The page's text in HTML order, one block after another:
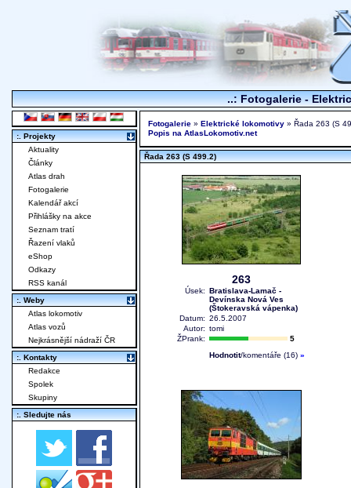
..: Fotogalerie -
Fotogalerie » Elektrické lokomotivy » Řada 263 (S
Popis na AtlasLokomotiv.net
Řada 263 (S 499.2)
263
Úsek:
Bratislava-Lamač -
Devínska Nová Ves
(Štokeravská vápenka)
Datum: 26.5.2007
Autor: tomi
ŽPrank:
5
Hodnotit/komentáře (16)»
:. Projekty
Aktuality
Články
Atlas drah
Fotogalerie
Kalendář akcí
Přihlášky na akce
Seznam tratí
Řazení vlaků
eShop
Odkazy
RSS kanál
:. Weby
Atlas lokomotiv
Atlas vozů
Nejkrásnější nádraží ČR
:. Kontakty
Redakce
Spolek
Skupiny
:. Sledujte nás